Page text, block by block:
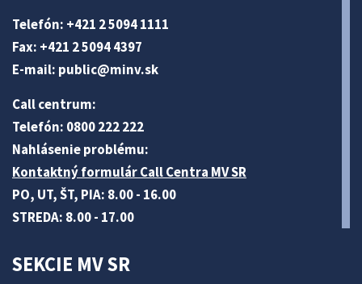
Telefón: +421 2 5094 1111
Fax: +421 2 5094 4397
E-mail: public@minv.sk
Call centrum:
Telefón: 0800 222 222
Nahlásenie problému:
Kontaktný formulár Call Centra MV SR
PO, UT, ŠT, PIA: 8.00 - 16.00
STREDA: 8.00 - 17.00
SEKCIE MV SR